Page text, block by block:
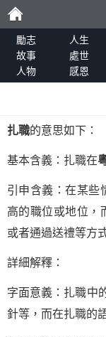
勵
志
勵志 人生
故事
處世
人物
感恩
扎職的意思如下：
基本含義：扎職在
引申含義：在某些
高的職位或地位，
或者通過送禮等方
詳細解釋：
字面意義：扎職中
針等，而在扎職的